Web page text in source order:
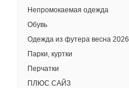
Непромокаемая одежда
Обувь
Одежда из футера весна 2026
Парки, куртки
Перчатки
ПЛЮС САЙЗ